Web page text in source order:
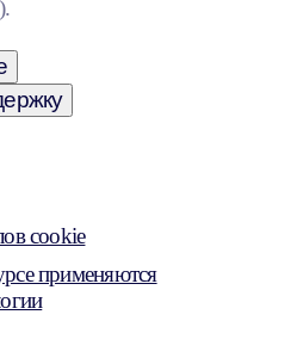
cookie
применяются